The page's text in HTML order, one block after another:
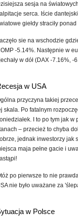
sesja na
serca. Iście
giełdy straciły ponad
sie na wschodzie
-5.14%. Następnie w
w dół (DAX -7.16%,
w USA
przyczyna takiej
skala. Po fatalnym
I to po tym jak w
– przecież to chyba
jednak inwestorzy jak
maja pełne gacie i
po pierwsze to nie
nie było uważane za
w Polsce